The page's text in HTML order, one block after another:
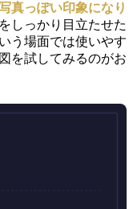
真っぽい印象になり
しっかり目立たせた
う場面では使いやす
を試してみるのがお